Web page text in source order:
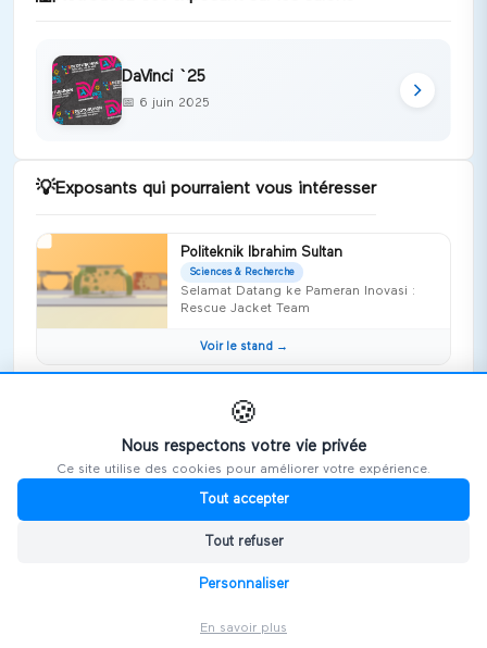
DaVinci `25
📅 6 juin 2025
💡Exposants qui pourraient vous intéresser
Politeknik Ibrahim Sultan
Sciences & Recherche
Selamat Datang ke Pameran Inovasi :
Rescue Jacket Team
Voir le stand →
Sciences & Recherche
Voir le stand →
Apah Finances
Bonjour. APAH-Finances, Accompagner,
🍪
Nous respectons votre vie privée
Ce site utilise des cookies pour améliorer votre expérience.
Tout accepter
Tout refuser
Personnaliser
En savoir plus